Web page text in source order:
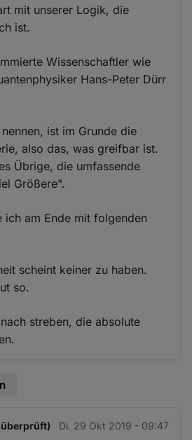
mit unserer Logik, die
ist.
Wissenschaftler wie
Hans-Peter Dürr
ist im Grunde die
also das, was greifbar ist.
Übrige, die umfassende
Größere".
ich am Ende mit folgenden
scheint keiner zu haben.
so.
streben, die absolute
Di. 29 Okt 2019 - 09:47